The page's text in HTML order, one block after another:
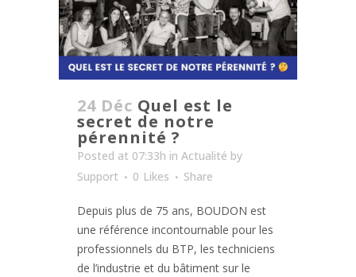
24 Déc Quel est le
secret de notre
pérennité ?
Posted at 07:33h in Actualité by
Support
0 Likes Share
Depuis plus de 75 ans, BOUDON est
une référence incontournable pour les
professionnels du BTP, les techniciens
de l’industrie et du bâtiment sur le